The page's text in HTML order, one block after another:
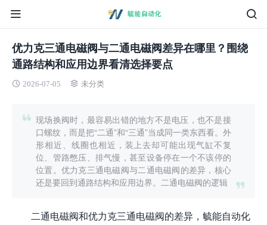
优力克三通电磁阀与二通电磁阀差异在哪里？围绕
通路结构和应用边界看清选择要点
2026-07-05 未分类
现场换阀时，最容易出错的地方不是电压，也不是接
口螺纹，而是把“二通”和“三通”当成同一类东西看。外
形相近、线圈也相近，装上去却可能出现气缸不复
位、管路憋压、排气慢，甚至设备停在一个不该停的
位置。优力克三通电磁阀与二通电磁阀的差异，核心
还是要回到通路结构和应用边界。二通电磁阀的逻辑
二通电磁阀和优力克三通电磁阀的差异，毓能自动化